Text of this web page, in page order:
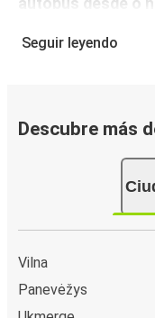
autobús desde o
Reservar un boleto
diferentes formas de
posible pagar en
Seguir leyendo
Descubre más
Vilna
Panevėžys